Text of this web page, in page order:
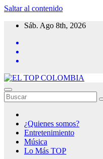
Saltar al contenido
Sáb. Ago 8th, 2026
¿Quienes somos?
Entretenimiento
Música
Lo Más TOP